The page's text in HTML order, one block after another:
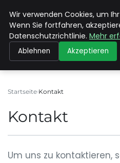
MAX
Startseite Kontakt
Kontakt
Um uns zu kontaktieren,
Wir verwenden Cookies, um
Wenn Sie fortfahren,
Datenschutzrichtlinie. Mehr
Ablehnen Akzeptieren